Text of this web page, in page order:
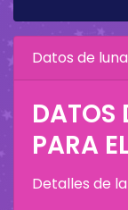
Datos de luna
DATOS
PARA
Detalles de